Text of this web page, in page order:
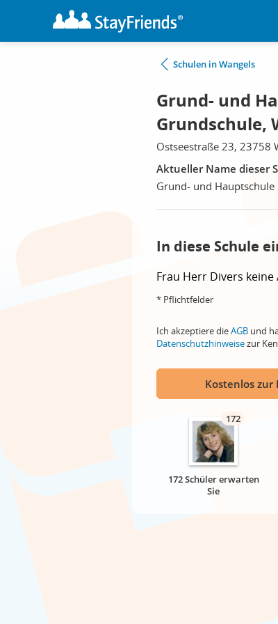
Schulen in Wangels
Grund- und
Grundschule,
Ostseestraße 23, 23758
Aktueller Name dieser
Grund- und
In diese Schule
Frau Herr Divers keine
* Pflichtfelder
Ich akzeptiere dieAGB und
Datenschutzhinweisezur
Kostenlos zur
172
172 Schüler erwarten
Sie